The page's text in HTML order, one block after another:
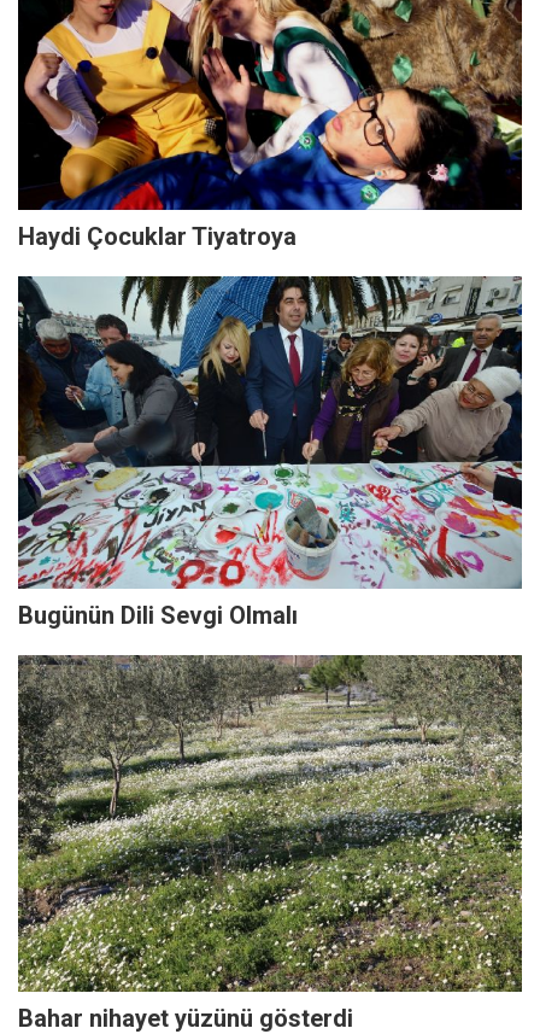
Haydi Çocuklar Tiyatroya
Bugünün Dili Sevgi Olmalı
Bahar nihayet yüzünü gösterdi